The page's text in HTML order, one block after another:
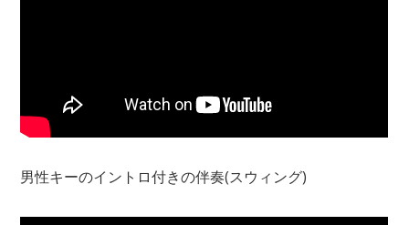
男性キーのイントロ付きの伴奏(スウィング)